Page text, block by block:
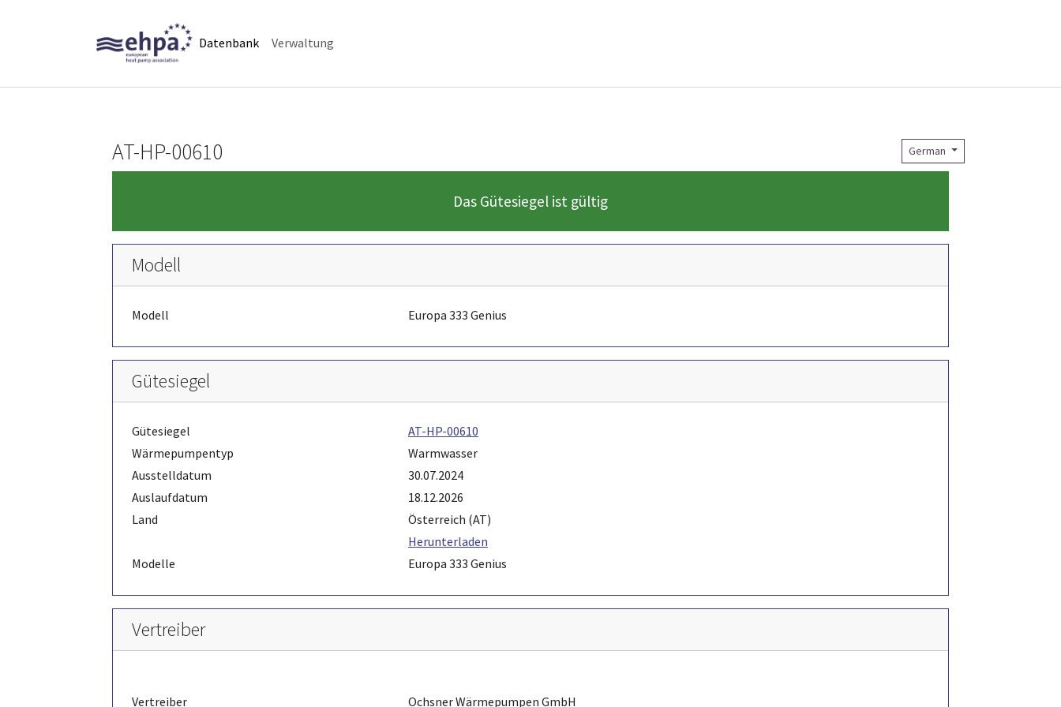
Datenbank(current)
Verwaltung
German
AT-HP-00610
Das Gütesiegel ist gültig
Modell
Modell Europa 333 Genius
Gütesiegel
Gütesiegel
AT-HP-00610
Wärmepumpentyp
Warmwasser
Ausstelldatum
30.07.2024
Auslaufdatum
18.12.2026
Land
Österreich (AT)
Herunterladen
Modelle
Europa 333 Genius
Vertreiber
Vertreiber Ochsner Wärmepumpen GmbH